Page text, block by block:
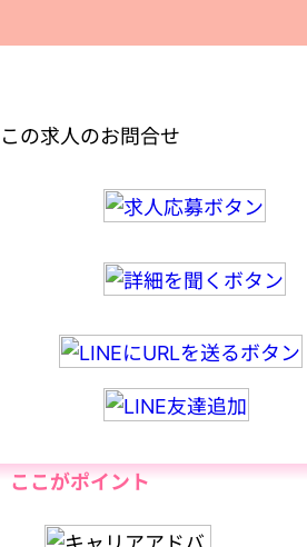
この求人のお問合せ
ここがポイント